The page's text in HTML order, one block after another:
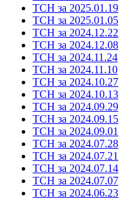
ТСН за 2025.01.19
ТСН за 2025.01.05
ТСН за 2024.12.22
ТСН за 2024.12.08
ТСН за 2024.11.24
ТСН за 2024.11.10
ТСН за 2024.10.27
ТСН за 2024.10.13
ТСН за 2024.09.29
ТСН за 2024.09.15
ТСН за 2024.09.01
ТСН за 2024.07.28
ТСН за 2024.07.21
ТСН за 2024.07.14
ТСН за 2024.07.07
ТСН за 2024.06.23